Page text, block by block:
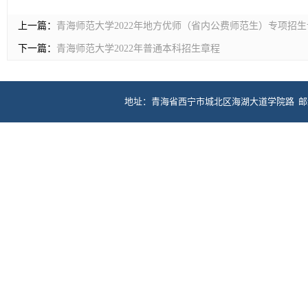
上一篇： 青海师范大学2022年地方优师（省内公费师范生）专项招
下一篇： 青海师范大学2022年普通本科招生章程
地址：青海省西宁市城北区海湖大道学院路